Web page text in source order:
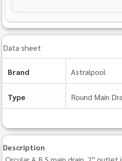
Data sheet
Brand Astralpool
Type Round Main
Description